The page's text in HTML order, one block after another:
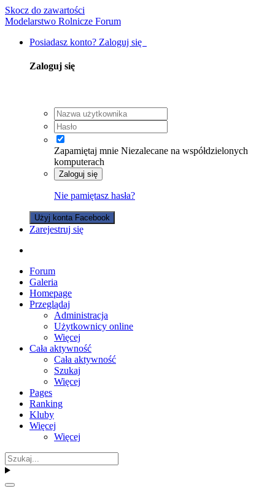
Skocz do zawartości
Modelarstwo Rolnicze Forum
Posiadasz konto? Zaloguj się
Zaloguj się
Zapamiętaj mnie Niezalecane na współdzielonych
komputerach
Zaloguj się
Nie pamiętasz hasła?
Użyj konta Facebook
Zarejestruj się
Forum
Galeria
Homepage
Przeglądaj
Administracja
Użytkownicy online
Więcej
Cała aktywność
Cała aktywność
Szukaj
Więcej
Pages
Ranking
Kluby
Więcej
Więcej